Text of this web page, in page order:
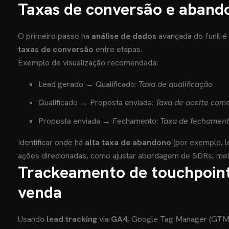
Taxas de conversão e
O primeiro passo na análise de dados avançada do funil
taxas de conversão entre etapas.
Exemplo de visualização recomendada:
Lead gerado → Qualificado: Taxa de qualificação
Qualificado → Proposta enviada: Taxa de aceite
Proposta enviada → Fechamento: Taxa de
Identificar onde há alta taxa de abandono (por exemplo,
ações direcionadas, como ajustar abordagem de SDRs,
Trackeamento de
venda
Usando lead tracking via GA4, Google Tag Manager